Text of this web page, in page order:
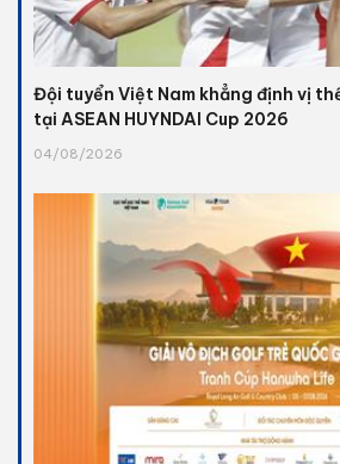
Đội tuyển Việt Nam khẳng định vị
tại ASEAN HUYNDAI Cup 2026
04/08/2026